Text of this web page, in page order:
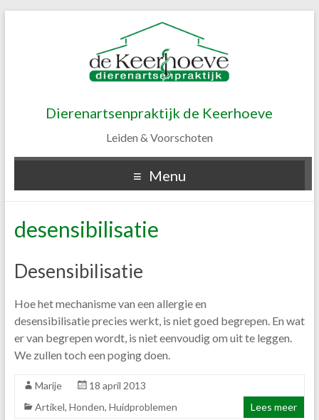
Dierenartsenpraktijk de Keerhoeve
Leiden & Voorschoten
Menu
desensibilisatie
Desensibilisatie
Hoe het mechanisme van een allergie en
desensibilisatie precies werkt, is niet goed begrepen. En wat
er van begrepen wordt, is niet eenvoudig om uit te leggen.
We zullen toch een poging doen.
Marije
18 april 2013
Artikel, Honden, Huidproblemen Lees meer